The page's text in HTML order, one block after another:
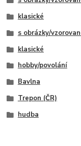
klasické
s obrázky/
klasické
hobby/povolání
Bavlna
Trepon (ČR)
hudba